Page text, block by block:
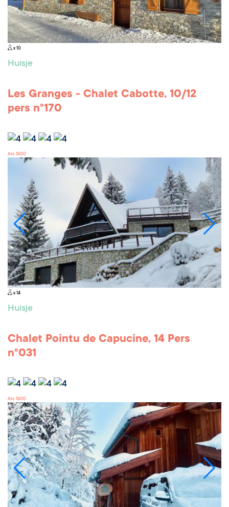
x 10
Huisje
Les Granges - Chalet Cabotte, 10/12
pers n°170
Arc 1600
x 14
Huisje
Chalet Pointu de Capucine, 14 Pers
n°031
Arc 1600